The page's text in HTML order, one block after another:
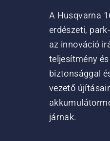
A Husqvarna
erdészeti,
az innováció
teljesítmény
biztonsággal
vezető
járnak.